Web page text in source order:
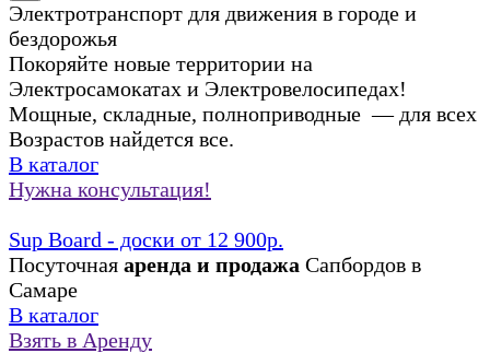
Электротранспорт для движения в городе и
бездорожья
Покоряйте новые территории на
Электросамокатах и Электровелосипедах!
Мощные, складные, полноприводные — для всех
Возрастов найдется все.
В каталог
Нужна консультация!
Sup Board - доски от 12 900р.
Посуточная аренда и продажа Сапбордов в
Самаре
В каталог
Взять в Аренду